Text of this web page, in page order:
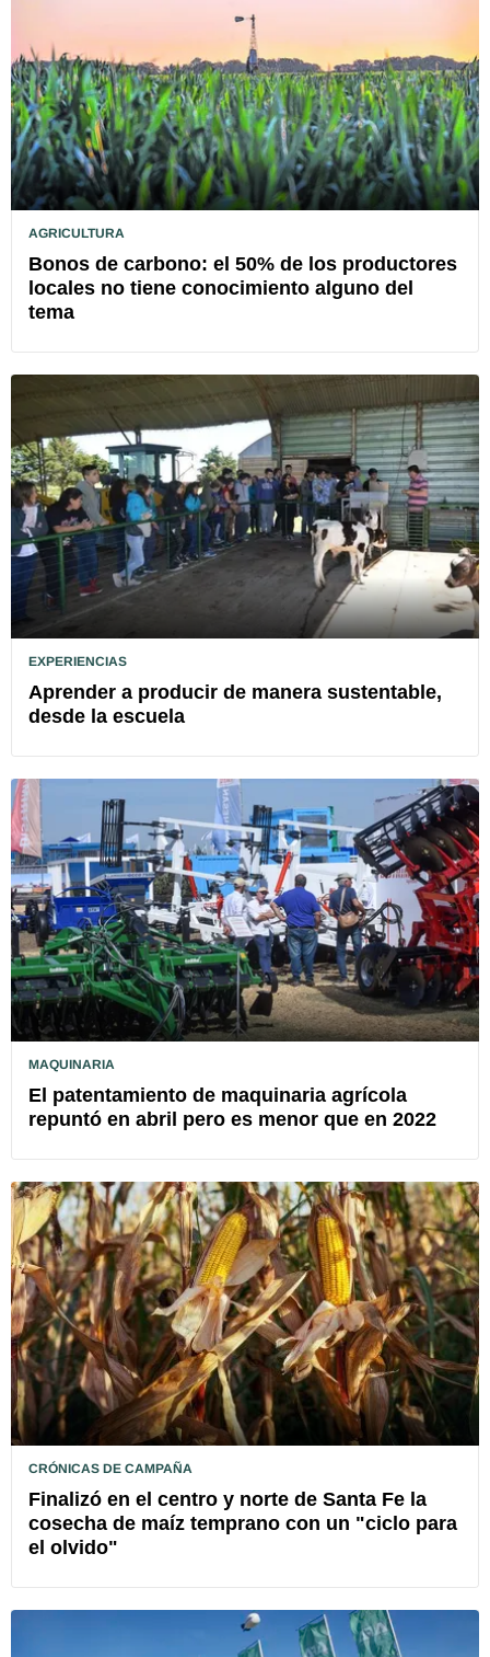
AGRICULTURA
Bonos de carbono: el 50% de los productores
locales no tiene conocimiento alguno del
tema
EXPERIENCIAS
Aprender a producir de manera sustentable,
desde la escuela
MAQUINARIA
El patentamiento de maquinaria agrícola
repuntó en abril pero es menor que en 2022
CRÓNICAS DE CAMPAÑA
Finalizó en el centro y norte de Santa Fe la
cosecha de maíz temprano con un "ciclo para
el olvido"